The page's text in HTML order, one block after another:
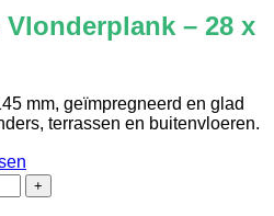
– 28 x
mm, geïmpregneerd en glad
terrassen en buitenvloeren.